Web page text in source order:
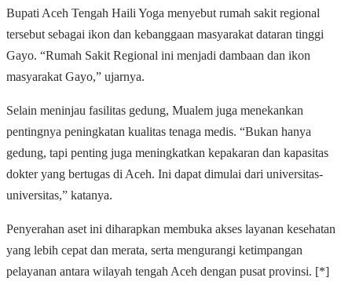
Bupati Aceh Tengah Haili Yoga menyebut rumah sakit regional
tersebut sebagai ikon dan kebanggaan masyarakat dataran tinggi
Gayo. “Rumah Sakit Regional ini menjadi dambaan dan ikon
masyarakat Gayo,” ujarnya.
Selain meninjau fasilitas gedung, Mualem juga menekankan
pentingnya peningkatan kualitas tenaga medis. “Bukan hanya
gedung, tapi penting juga meningkatkan kepakaran dan kapasitas
dokter yang bertugas di Aceh. Ini dapat dimulai dari universitas-
universitas,” katanya.
Penyerahan aset ini diharapkan membuka akses layanan kesehatan
yang lebih cepat dan merata, serta mengurangi ketimpangan
pelayanan antara wilayah tengah Aceh dengan pusat provinsi. [*]